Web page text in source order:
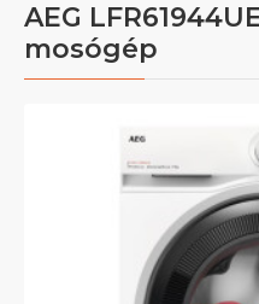
AEG
mosógép